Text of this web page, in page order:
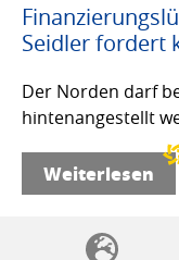
Seidler fordert
Der Norden darf
hintenangestellt
Weiterlesen
SSW politics from